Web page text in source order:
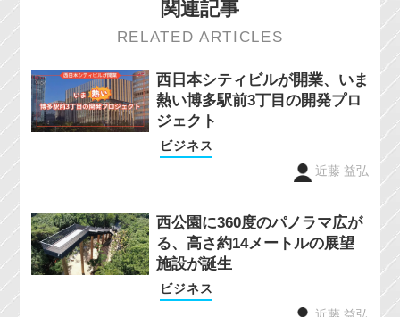
関連記事
RELATED ARTICLES
西日本シティビルが開業、いま
熱い博多駅前3丁目の開発プロ
ジェクト
ビジネス
近藤 益弘
西公園に360度のパノラマ広が
る、高さ約14メートルの展望
施設が誕生
ビジネス
近藤 益弘